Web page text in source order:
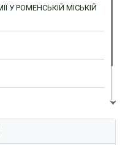
У РОМЕНСЬКІЙ МІСЬКІЙ